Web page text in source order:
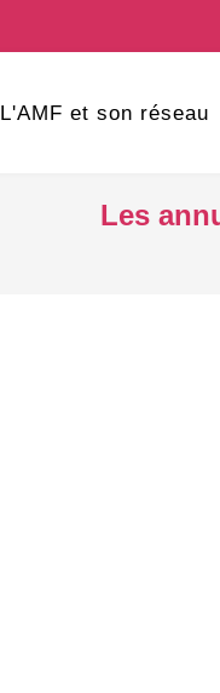
L'AMF et son réseau
Les